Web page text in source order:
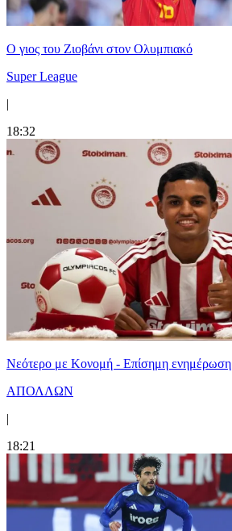
Ο γιος του Ζιοβάνι στον Ολυμπιακό
Super League
|
18:32
Νεότερο με Κονομή - Επίσημη ενημέρωση
ΑΠΟΛΛΩΝ
|
18:21